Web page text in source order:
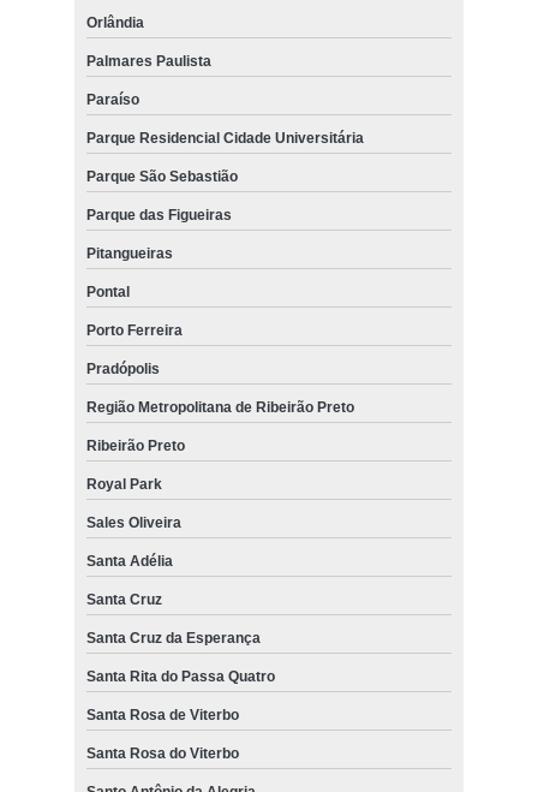
Orlândia
Palmares Paulista
Paraíso
Parque Residencial Cidade Universitária
Parque São Sebastião
Parque das Figueiras
Pitangueiras
Pontal
Porto Ferreira
Pradópolis
Região Metropolitana de Ribeirão Preto
Ribeirão Preto
Royal Park
Sales Oliveira
Santa Adélia
Santa Cruz
Santa Cruz da Esperança
Santa Rita do Passa Quatro
Santa Rosa de Viterbo
Santa Rosa do Viterbo